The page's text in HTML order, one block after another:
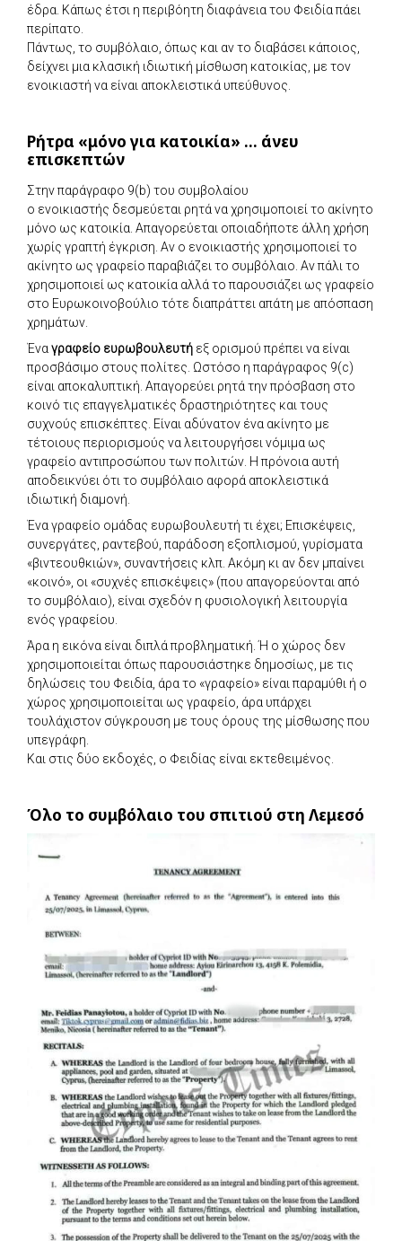
έδρα. Κάπως έτσι η περιβόητη διαφάνεια του Φειδία πάει
περίπατο.
Πάντως, το συμβόλαιο, όπως και αν το διαβάσει κάποιος,
δείχνει μια κλασική ιδιωτική μίσθωση κατοικίας, με τον
ενοικιαστή να είναι αποκλειστικά υπεύθυνος.
Ρήτρα «μόνο για κατοικία» … άνευ
επισκεπτών
Στην παράγραφο 9(b) του συμβολαίου
ο ενοικιαστής δεσμεύεται ρητά να χρησιμοποιεί το ακίνητο
μόνο ως κατοικία. Απαγορεύεται οποιαδήποτε άλλη χρήση
χωρίς γραπτή έγκριση. Αν ο ενοικιαστής χρησιμοποιεί το
ακίνητο ως γραφείο παραβιάζει το συμβόλαιο. Αν πάλι το
χρησιμοποιεί ως κατοικία αλλά το παρουσιάζει ως γραφείο
στο Ευρωκοινοβούλιο τότε διαπράττει απάτη με απόσπαση
χρημάτων.
Ένα γραφείο ευρωβουλευτή εξ ορισμού πρέπει να είναι
προσβάσιμο στους πολίτες. Ωστόσο η παράγραφος 9(c)
είναι αποκαλυπτική. Απαγορεύει ρητά την πρόσβαση στο
κοινό τις επαγγελματικές δραστηριότητες και τους
συχνούς επισκέπτες. Είναι αδύνατον ένα ακίνητο με
τέτοιους περιορισμούς να λειτουργήσει νόμιμα ως
γραφείο αντιπροσώπου των πολιτών. Η πρόνοια αυτή
αποδεικνύει ότι το συμβόλαιο αφορά αποκλειστικά
ιδιωτική διαμονή.
Ένα γραφείο ομάδας ευρωβουλευτή τι έχει; Επισκέψεις,
συνεργάτες, ραντεβού, παράδοση εξοπλισμού, γυρίσματα
«βιντεουθκιών», συναντήσεις κλπ. Ακόμη κι αν δεν μπαίνει
«κοινό», οι «συχνές επισκέψεις» (που απαγορεύονται από
το συμβόλαιο), είναι σχεδόν η φυσιολογική λειτουργία
ενός γραφείου.
Άρα η εικόνα είναι διπλά προβληματική. Ή ο χώρος δεν
χρησιμοποιείται όπως παρουσιάστηκε δημοσίως, με τις
δηλώσεις του Φειδία, άρα το «γραφείο» είναι παραμύθι ή ο
χώρος χρησιμοποιείται ως γραφείο, άρα υπάρχει
τουλάχιστον σύγκρουση με τους όρους της μίσθωσης που
υπεγράφη.
Και στις δύο εκδοχές, ο Φειδίας είναι εκτεθειμένος.
Όλο το συμβόλαιο του σπιτιού στη Λεμεσό